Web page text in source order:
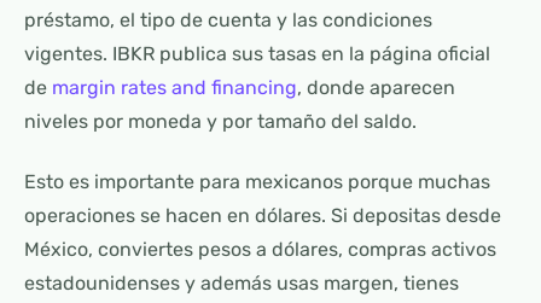
préstamo, el tipo de cuenta y las condiciones
vigentes. IBKR publica sus tasas en la página oficial
de margin rates and financing, donde aparecen
niveles por moneda y por tamaño del saldo.
Esto es importante para mexicanos porque muchas
operaciones se hacen en dólares. Si depositas desde
México, conviertes pesos a dólares, compras activos
estadounidenses y además usas margen, tienes